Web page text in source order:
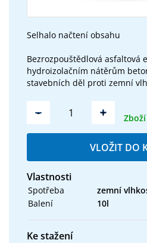
Selhalo načtení obsahu
Bezrozpouštědlová asfaltová
hydroizolačním nátěrům
stavebních děl proti zemní
- +
VLOŽIT DO
Vlastnosti
Spotřeba
zemní
Balení
10l
Ke stažení